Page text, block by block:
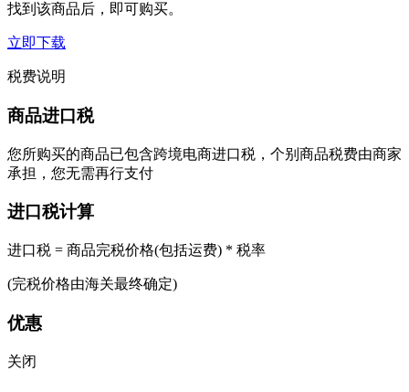
找到该商品后，即可购买。
立即下载
税费说明
商品进口税
您所购买的商品已包含跨境电商进口税，个别商品税费由商家
承担，您无需再行支付
进口税计算
进口税 = 商品完税价格(包括运费) * 税率
(完税价格由海关最终确定)
优惠
关闭